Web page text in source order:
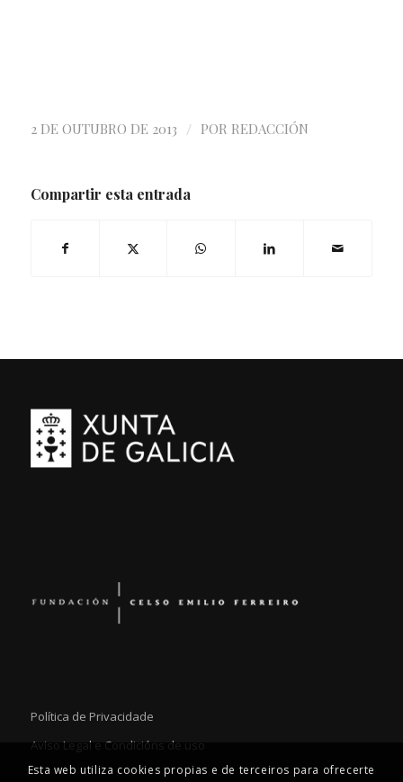
2 DE OUTUBRO DE 2013 / POR REDACCIÓN
Compartir esta entrada
Política de Privacidade
Aviso Legal e Condicións de uso
Esta web utiliza cookies propias e de terceiros para ofrecerte